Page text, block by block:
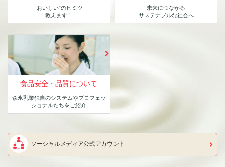
“おいしい”のヒミツ
教えます！
未来につながる
サステナブルな社会へ
食品安全・品質について
森永乳業独自のシステムやプロフェッ
ショナルたちをご紹介
ソーシャルメディア公式アカウント